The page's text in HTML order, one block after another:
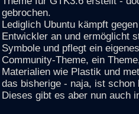
gebrochen.
Lediglich Ubuntu kämpft
Entwickler an und ermöglicht
Symbole und pflegt ein
Community-Theme, ein
Materialien wie Plastik und
das bisherige - naja, ist schon
Dieses gibt es aber nun auch